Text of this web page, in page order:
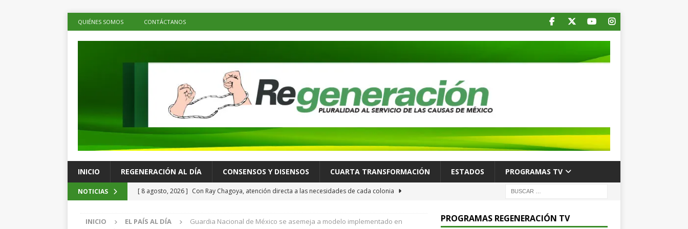
QUIÉNES SOMOS CONTÁCTANOS
INICIO REGENERACIÓN AL DÍA CONSENSOS Y DISENSOS CUARTA TRANSFORMACIÓN ESTADOS PROGRAMAS TV
NOTICIAS [ 8 agosto, 2026 ] Con Ray Chagoya, atención directa a las necesidades de cada colonia
[ 8 agosto, 2026 ]
UABJO integra Consejo Consultivo para fortalecer la celebración de su
INICIO EL PAÍS AL DÍA
Guardia Nacional de México se asemeja a modelo implementado en
PROGRAMAS REGENERACIÓN TV